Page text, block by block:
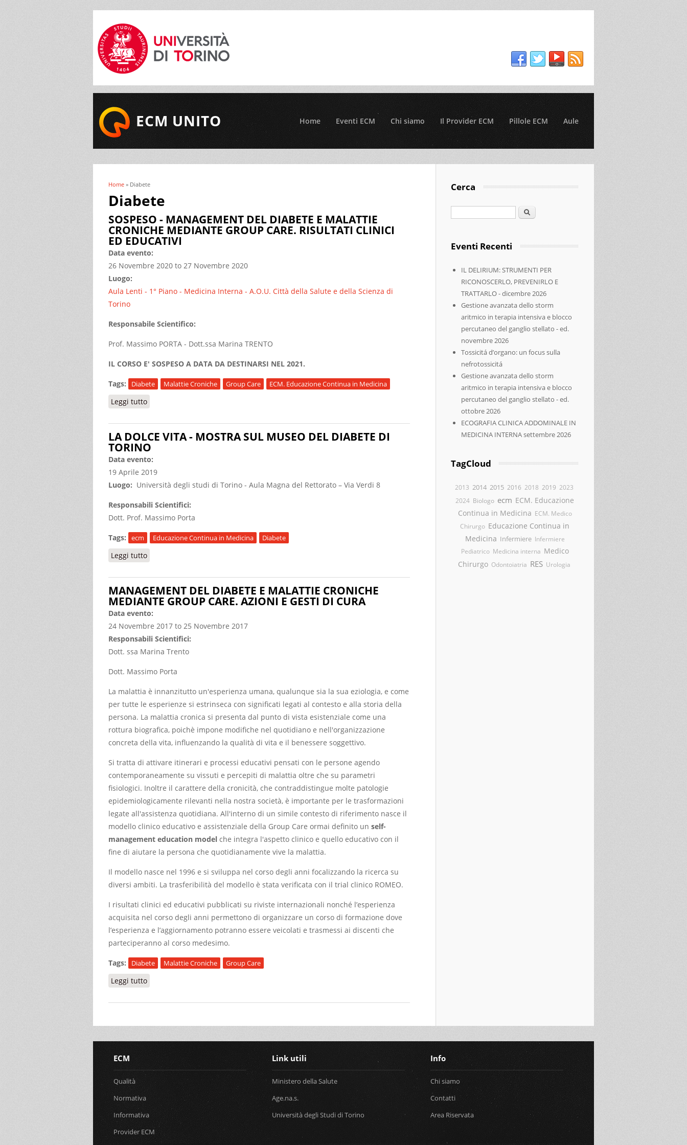
ECM UNITO Home Eventi ECM Chi siamo Il Provider ECM Pillole ECM Aule
Tu sei qui
Home » Diabete
Diabete
SOSPESO - MANAGEMENT DEL DIABETE E MALATTIE
CRONICHE MEDIANTE GROUP CARE. RISULTATI CLINICI
ED EDUCATIVI
Data evento:
26 Novembre 2020 to 27 Novembre 2020
Luogo:
Aula Lenti - 1° Piano - Medicina Interna - A.O.U. Città della Salute e della Scienza di
Torino
Responsabile Scientifico:
Prof. Massimo PORTA - Dott.ssa Marina TRENTO
IL CORSO E' SOSPESO A DATA DA DESTINARSI NEL 2021.
Tags: Diabete Malattie Croniche Group Care ECM. Educazione Continua in Medicina
Leggi tutto su SOSPESO - MANAGEMENT DEL DIABETE E MALATTIE CRONICHE MEDIANTE GROUP CARE. RISULTATI CLINICI ED EDUCATIVI
LA DOLCE VITA - MOSTRA SUL MUSEO DEL DIABETE DI
TORINO
Data evento:
19 Aprile 2019
Luogo: Università degli studi di Torino - Aula Magna del Rettorato – Via Verdi 8
Responsabili Scientifici:
Dott. Prof. Massimo Porta
Tags: ecm Educazione Continua in Medicina Diabete
Leggi tutto
MANAGEMENT DEL DIABETE E MALATTIE CRONICHE
MEDIANTE GROUP CARE. AZIONI E GESTI DI CURA
Data evento:
24 Novembre 2017 to 25 Novembre 2017
Responsabili Scientifici:
Dott. ssa Marina Trento
Dott. Massimo Porta
La malattia è innanzitutto un'esperienza umana, qualunque sia la sua eziologia, e come
per tutte le esperienze si estrinseca con significati legati al contesto e alla storia della
persona. La malattia cronica si presenta dal punto di vista esistenziale come una
rottura biografica, poichè impone modifiche nel quotidiano e nell'organizzazione
concreta della vita, influenzando la qualità di vita e il benessere soggettivo.
Si tratta di attivare itinerari e processi educativi pensati con le persone agendo
contemporaneamente su vissuti e percepiti di malattia oltre che su parametri
fisiologici. Inoltre il carattere della cronicità, che contraddistingue molte patologie
epidemiologicamente rilevanti nella nostra società, è importante per le trasformazioni
legate all'assistenza quotidiana. All'interno di un simile contesto di riferimento nasce il
modello clinico educativo e assistenziale della Group Care ormai definito un self-
management education model che integra l'aspetto clinico e quello educativo con il
fine di aiutare la persona che quotidianamente vive la malattia.
Il modello nasce nel 1996 e si sviluppa nel corso degli anni focalizzando la ricerca su
diversi ambiti. La trasferibilità del modello è stata verificata con il trial clinico ROMEO.
I risultati clinici ed educativi pubblicati su riviste internazionali nonché l’esperienza
acquisita nel corso degli anni permettono di organizzare un corso di formazione dove
l’esperienza e l’aggiornamento potranno essere veicolati e trasmessi ai discenti che
parteciperanno al corso medesimo.
Tags: Diabete Malattie Croniche Group Care
Leggi tutto
Cerca
Cerca
Eventi Recenti
IL DELIRIUM: STRUMENTI PER
RICONOSCERLO, PREVENIRLO E
TRATTARLO - dicembre 2026
Gestione avanzata dello storm
aritmico in terapia intensiva e blocco
percutaneo del ganglio stellato - ed.
novembre 2026
Tossicitá d’organo: un focus sulla
nefrotossicitá
Gestione avanzata dello storm
aritmico in terapia intensiva e blocco
percutaneo del ganglio stellato - ed.
ottobre 2026
ECOGRAFIA CLINICA ADDOMINALE IN
MEDICINA INTERNA settembre 2026
TagCloud
2013 2014 2015 2016 2018 2019 2023
2024 Biologo ecm ECM. Educazione
Continua in Medicina ECM. Medico
Chirurgo Educazione Continua in
Medicina Infermiere Infermiere
Pediatrico Medicina interna Medico
Chirurgo Odontoiatria RES Urologia
ECM
Qualità
Normativa
Informativa
Provider ECM
Link utili
Ministero della Salute
Age.na.s.
Università degli Studi di Torino
Info
Chi siamo
Contatti
Area Riservata